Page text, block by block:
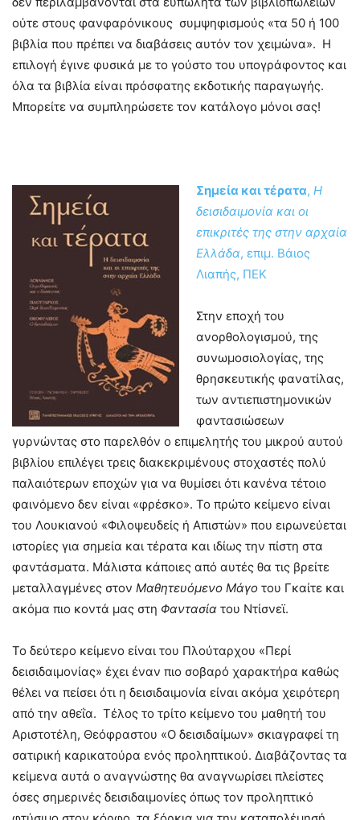
ούτε στους φανφαρόνικους συμψηφισμούς «τα 50 ή 100
βιβλία που πρέπει να διαβάσεις αυτόν τον χειμώνα». Η
επιλογή έγινε φυσικά με το γούστο του υπογράφοντος και
όλα τα βιβλία είναι πρόσφατης εκδοτικής παραγωγής.
Μπορείτε να συμπληρώσετε τον κατάλογο μόνοι σας!
Σημεία και τέρατα, Η
δεισιδαιμονία και οι
επικριτές της στην αρχαία
Ελλάδα, επιμ. Βάιος
Λιαπής, ΠΕΚ
Στην εποχή του
ανορθολογισμού, της
συνωμοσιολογίας, της
θρησκευτικής φανατίλας,
των αντιεπιστημονικών
φαντασιώσεων
γυρνώντας στο παρελθόν ο επιμελητής του μικρού αυτού
βιβλίου επιλέγει τρεις διακεκριμένους στοχαστές πολύ
παλαιότερων εποχών για να θυμίσει ότι κανένα τέτοιο
φαινόμενο δεν είναι «φρέσκο». Το πρώτο κείμενο είναι
του Λουκιανού «Φιλοψευδείς ή Απιστών» που ειρωνεύεται
ιστορίες για σημεία και τέρατα και ιδίως την πίστη στα
φαντάσματα. Μάλιστα κάποιες από αυτές θα τις βρείτε
μεταλλαγμένες στον Μαθητευόμενο Μάγο του Γκαίτε και
ακόμα πιο κοντά μας στη Φαντασία του Ντίσνεϊ.
Το δεύτερο κείμενο είναι του Πλούταρχου «Περί
δεισιδαιμονίας» έχει έναν πιο σοβαρό χαρακτήρα καθώς
θέλει να πείσει ότι η δεισιδαιμονία είναι ακόμα χειρότερη
από την αθεΐα. Τέλος το τρίτο κείμενο του μαθητή του
Αριστοτέλη, Θεόφραστου «Ο δεισιδαίμων» σκιαγραφεί τη
σατιρική καρικατούρα ενός προληπτικού. Διαβάζοντας τα
κείμενα αυτά ο αναγνώστης θα αναγνωρίσει πλείστες
όσες σημερινές δεισιδαιμονίες όπως τον προληπτικό